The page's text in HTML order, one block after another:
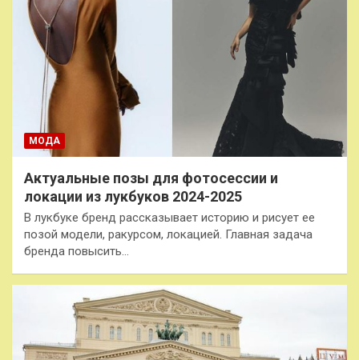
МОДА
Актуальные позы для фотосессии и
локации из лукбуков 2024-2025
В лукбуке бренд рассказывает историю и рисует ее
позой модели, ракурсом, локацией. Главная задача
бренда повысить…